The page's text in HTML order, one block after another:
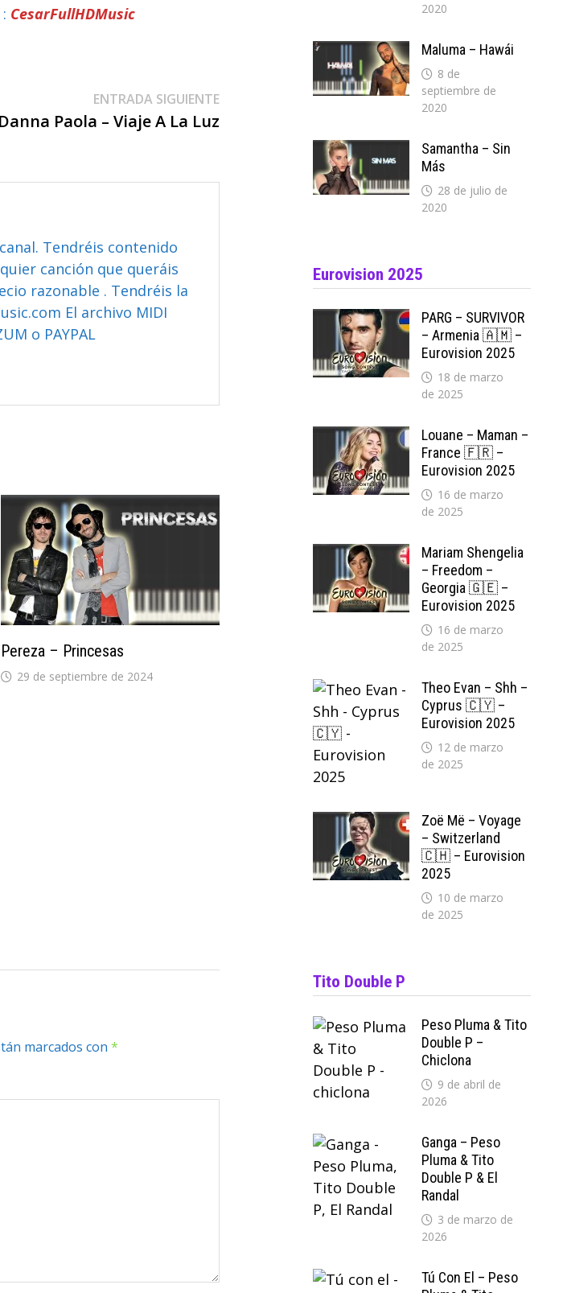
CesarFullHDMusic
ENTRADA SIGUIENTEEntrada
Danna Paola – Viaje A La Luz
Tendréis contenido
canción que queráis
razonable . Tendréis la
El archivo MIDI
o PAYPAL
Pereza – Princesas
29 de septiembre de 2024
marcados con*
2020
Maluma – Hawái
8 de
septiembre de
2020
Samantha – Sin
Más
28 de julio de
2020
Eurovision 2025
PARG – SURVIVOR
– Armenia 🇦🇲 –
Eurovision 2025
18 de marzo
de 2025
Louane – Maman –
France 🇫🇷 –
Eurovision 2025
16 de marzo
de 2025
Mariam Shengelia
– Freedom –
Georgia 🇬🇪 –
Eurovision 2025
16 de marzo
de 2025
Theo Evan – Shh –
Cyprus 🇨🇾 –
Eurovision 2025
12 de marzo
de 2025
Zoë Më – Voyage
– Switzerland
🇨🇭 – Eurovision
2025
10 de marzo
de 2025
Tito Double P
Peso Pluma & Tito
Double P –
Chiclona
9 de abril de
2026
Ganga – Peso
Pluma & Tito
Double P & El
Randal
3 de marzo de
2026
Tú Con El – Peso